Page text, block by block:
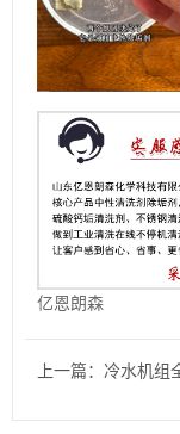
亿恩朗森
上一篇：冷水机组